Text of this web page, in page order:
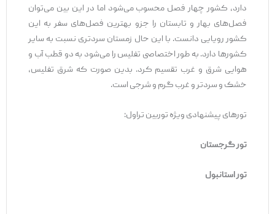
دارد، کشور چهار فصل محسوب می‌شود اما در این بین می‌توان
فصل‌های بهار و تابستان را جزو بهترین فصل‌های سفر به این
کشور رویایی دانست. با این حال زمستان سردتری نسبت به سایر
کشورها دارد. به طور اختصاصی تفلیس را می‌شود به دو قطب آب و
هوایی شرق و غرب تقسیم کرد. بدین صورت که شرق تفلیس،
خشک و سردتر و غرب گرم و شرجی است.
تورهای پیشنهادی ویژه توربین تراول:
تور گرجستان
تور استانبول